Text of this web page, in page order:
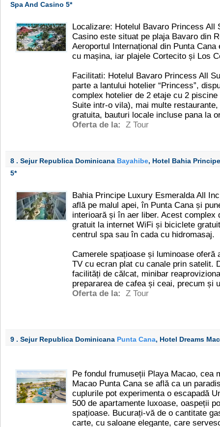
Spa And Casino 5*
Localizare: Hotelul Bavaro Princess All
Casino este situat pe plaja Bavaro din
Aeroportul Internațional din Punta
cu mașina, iar plajele Cortecito și Los
Facilitati: Hotelul Bavaro Princess All
parte a lantului hotelier “Princess”,
complex hotelier de 2 etaje cu 2
Suite intr-o vila), mai multe
gratuita, bauturi locale incluse pana la
Oferta de la:
Z Tour
8 . Sejur Republica Dominicana Bayahibe, Hotel Bahia
5*
Bahia Principe Luxury Esmeralda All
află pe malul apei, în Punta Cana și
interioară și în aer liber. Acest complex
gratuit la internet WiFi și biciclete
centrul spa sau în cada cu hidromasaj.
Camerele spațioase și luminoase oferă
TV cu ecran plat cu canale prin satelit.
facilități de călcat, minibar
prepararea de cafea și ceai, precum și
Oferta de la:
Z Tour
9 . Sejur Republica Dominicana Punta Cana, Hotel Dreams
Pe fondul frumuseții Playa Macao, cea
Macao Punta Cana se află ca un
cuplurile pot experimenta o escapadă
500 de apartamente luxoase, oaspeții
spațioase. Bucurați-vă de o cantitate
carte, cu saloane elegante, care